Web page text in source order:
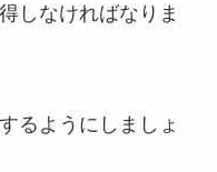
しなければなりま
るようにしましょ